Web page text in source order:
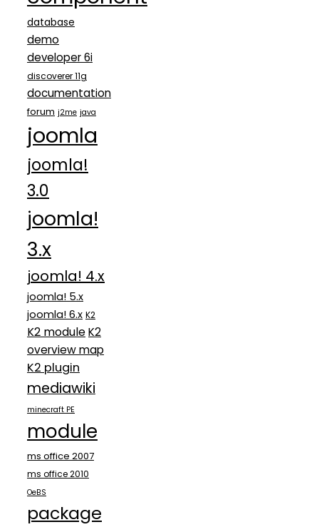
database
demo
developer 6i
discoverer 11g
documentation
forum j2me java
joomla
joomla!
3.0
joomla!
3.x
joomla! 4.x
joomla! 5.x
joomla! 6.x K2
K2 moduleK2
overview map
K2 plugin
mediawiki
minecraft PE
module
ms office 2007
ms office 2010
OeBS
package